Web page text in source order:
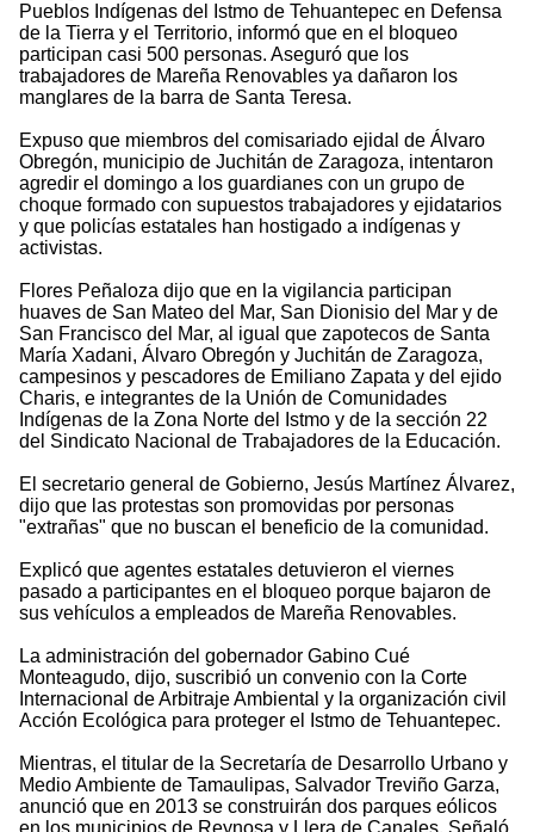
Pueblos Indígenas del Istmo de Tehuantepec en Defensa
de la Tierra y el Territorio, informó que en el bloqueo
participan casi 500 personas. Aseguró que los
trabajadores de Mareña Renovables ya dañaron los
manglares de la barra de Santa Teresa.
Expuso que miembros del comisariado ejidal de Álvaro
Obregón, municipio de Juchitán de Zaragoza, intentaron
agredir el domingo a los guardianes con un grupo de
choque formado con supuestos trabajadores y ejidatarios
y que policías estatales han hostigado a indígenas y
activistas.
Flores Peñaloza dijo que en la vigilancia participan
huaves de San Mateo del Mar, San Dionisio del Mar y de
San Francisco del Mar, al igual que zapotecos de Santa
María Xadani, Álvaro Obregón y Juchitán de Zaragoza,
campesinos y pescadores de Emiliano Zapata y del ejido
Charis, e integrantes de la Unión de Comunidades
Indígenas de la Zona Norte del Istmo y de la sección 22
del Sindicato Nacional de Trabajadores de la Educación.
El secretario general de Gobierno, Jesús Martínez Álvarez,
dijo que las protestas son promovidas por personas
"extrañas" que no buscan el beneficio de la comunidad.
Explicó que agentes estatales detuvieron el viernes
pasado a participantes en el bloqueo porque bajaron de
sus vehículos a empleados de Mareña Renovables.
La administración del gobernador Gabino Cué
Monteagudo, dijo, suscribió un convenio con la Corte
Internacional de Arbitraje Ambiental y la organización civil
Acción Ecológica para proteger el Istmo de Tehuantepec.
Mientras, el titular de la Secretaría de Desarrollo Urbano y
Medio Ambiente de Tamaulipas, Salvador Treviño Garza,
anunció que en 2013 se construirán dos parques eólicos